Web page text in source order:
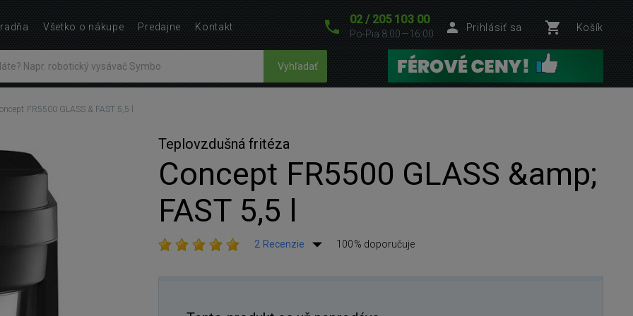
02 / 205 103 00
Po-Pia 8:00—16:00
Prihlásiť sa Košík
Vyhľadať
FR5500 GLASS & FAST 5,5 l
Teplovzdušná fritéza
Concept FR5500 GLASS &amp;
FAST 5,5 l
2 Recenzie 100% doporučuje
Všetko o nákupe Predajne Kontakt